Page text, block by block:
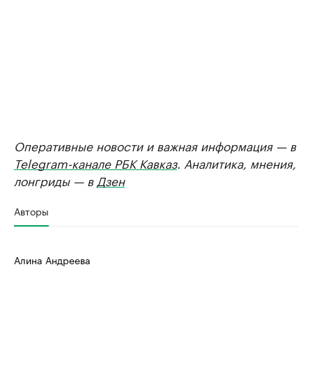
Оперативные новости и важная информация — в
Telegram-канале РБК Кавказ. Аналитика, мнения,
лонгриды — в Дзен
Авторы
Алина Андреева